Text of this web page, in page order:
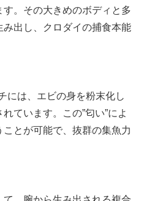
。その大きめのボディと多
出し、クロダイの捕食本能
には、エビの身を粉末化し
ています。この”匂い”によ
とが可能で、抜群の集魚力